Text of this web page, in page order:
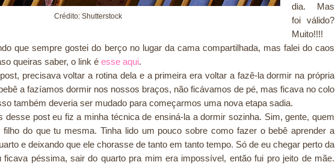
Crédito: Shutterstock
dia. Mas
foi válido?
Muito!!!!
que sempre gostei do berço no lugar da cama compartilhada, mas falei do caos
queiras saber, o link é esse aqui.
precisava voltar a rotina dela e a primeira era voltar a fazê-la dormir na própria
a fazíamos dormir nos nossos braços, não ficávamos de pé, mas ficava no colo
também deveria ser mudado para começarmos uma nova etapa sadia.
desse post eu fiz a minha técnica de ensiná-la a dormir sozinha. Sim, gente, quem
do que tu mesma. Tinha lido um pouco sobre como fazer o bebê aprender a
e deixando que ele chorasse de tanto em tanto tempo. Só de eu chegar perto da
ficava péssima, sair do quarto pra mim era impossível, então fui pro jeito de mãe.